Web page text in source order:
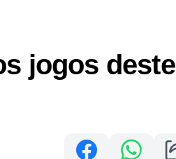
jogos deste